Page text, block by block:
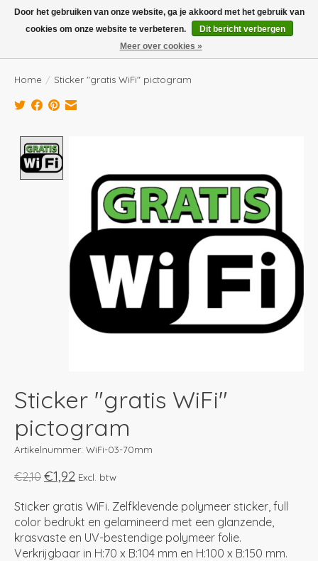
Boven de €100,- gratis verzending! Vóór 14.00 besteld, volgende dag in huis!
Verlanglijst
Home / Sticker "gratis WiFi" pictogram
Sticker "gratis WiFi"
pictogram
Artikelnummer: WiFi-03-70mm
€2,10 €1,92 Excl. btw
Sticker gratis WiFi. Zelfklevende polymeer sticker, full
color bedrukt en gelamineerd met een glanzende,
krasvaste en UV-bestendige polymeer folie.
Verkrijgbaar in H:70 x B:104 mm en H:100 x B:150 mm.
Door het gebruiken van onze website, ga je akkoord met het gebruik van
cookies om onze website te verbeteren.
Dit bericht verbergen
Meer over cookies »